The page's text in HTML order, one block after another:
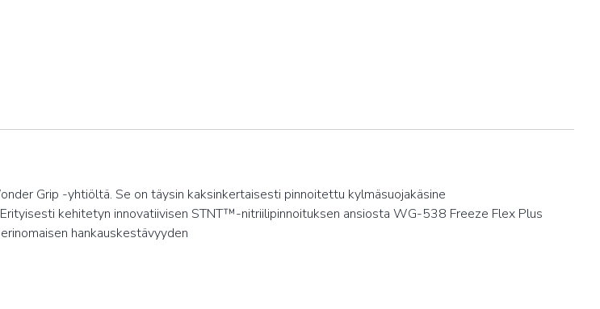
Grip -yhtiöltä. Se on täysin kaksinkertaisesti pinnoitettu kylmäsuojakäsine
kehitetyn innovatiivisen STNT™-nitriilipinnoituksen ansiosta WG-538 Freeze Flex Plus
hankauskestävyyden